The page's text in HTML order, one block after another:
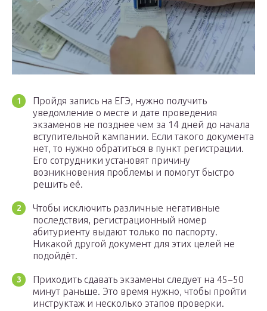
Пройдя запись на ЕГЭ, нужно получить
уведомление о месте и дате проведения
экзаменов не позднее чем за 14 дней до начала
вступительной кампании. Если такого документа
нет, то нужно обратиться в пункт регистрации.
Его сотрудники установят причину
возникновения проблемы и помогут быстро
решить её.
Чтобы исключить различные негативные
последствия, регистрационный номер
абитуриенту выдают только по паспорту.
Никакой другой документ для этих целей не
подойдёт.
Приходить сдавать экзамены следует на 45−50
минут раньше. Это время нужно, чтобы пройти
инструктаж и несколько этапов проверки.